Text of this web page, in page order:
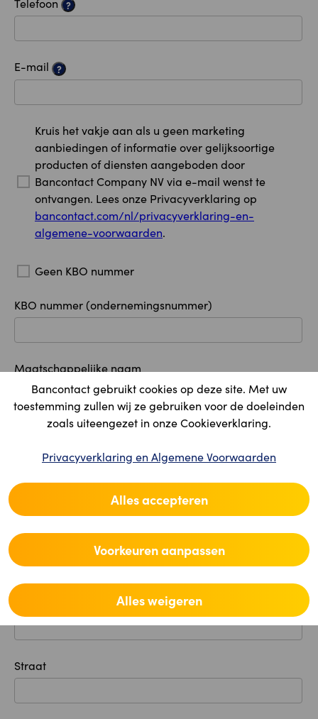
Bancontact gebruikt cookies op deze site. Met uw
toestemming zullen wij ze gebruiken voor de doeleinden
zoals uiteengezet in onze Cookieverklaring.
Privacyverklaring en Algemene Voorwaarden
Alles accepteren
Voorkeuren aanpassen
Alles weigeren
Telefoon ?
E-mail ?
Kruis het vakje aan als u geen marketing
aanbiedingen of informatie over gelijksoortige
producten of diensten aangeboden door
Bancontact Company NV via e-mail wenst te
ontvangen. Lees onze Privacyverklaring op
bancontact.com/nl/privacyverklaring-en-
algemene-voorwaarden.
Geen KBO nummer
KBO nummer (ondernemingsnummer)
Maatschappelijke naam
Postcode
Straat